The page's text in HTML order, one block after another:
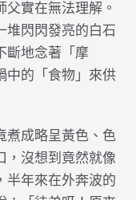
實在無法理解。
堆閃閃發亮的白石
斷地念著「摩
中的「食物」來供
煮成略呈黃色、色
，沒想到竟然就像
半年來在外奔波的